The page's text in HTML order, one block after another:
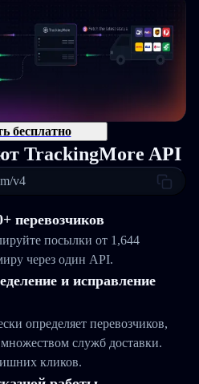
бесплатно
TrackingMore API
v4
перевозчиков
посылки от 1,644
через один API.
и исправление
определяет перевозчиков,
служб доставки.
кликов.